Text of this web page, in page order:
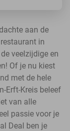
aan de
in
veelzijdige en
Of je nu kiest
met de hele
Erft-Kreis beleef
van alle
passie voor je
Deal ben je